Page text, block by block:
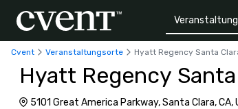
Cvent Veranstaltungsorte Hyatt Regency Santa
Hyatt Regency
5101 Great America Parkway, Santa Clara, CA,